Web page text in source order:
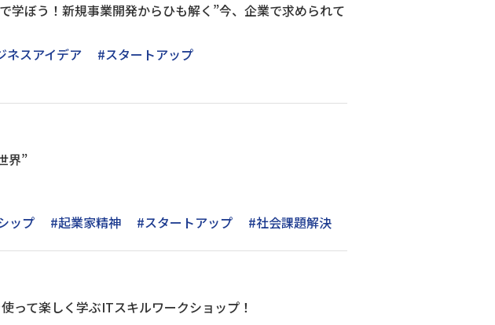
ぼう！新規事業開発からひも解く”今、企業で求められて
ネスアイデア
#スタートアップ
界”
ップ #起業家精神 #スタートアップ #社会課題解決
って楽しく学ぶITスキルワークショップ！